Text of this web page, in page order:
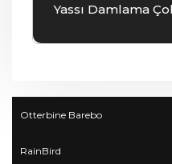
Yassı Damlama
Otterbine Barebo
RainBird